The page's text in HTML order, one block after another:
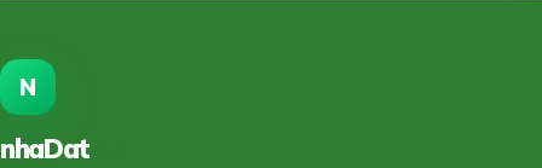
N
nhaDat